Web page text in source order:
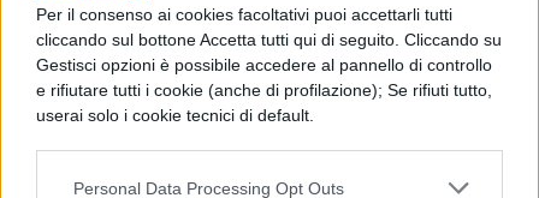
Per il consenso ai cookies facoltativi puoi accettarli tutti
cliccando sul bottone Accetta tutti qui di seguito. Cliccando su
Gestisci opzioni è possibile accedere al pannello di controllo
e rifiutare tutti i cookie (anche di profilazione); Se rifiuti tutto,
userai solo i cookie tecnici di default.
Personal Data Processing Opt Outs
e facciamo degli esperimenti dei
movimenti che la nave sia ferma o che si
muova noi non ce ne accorgiamo ( purchè